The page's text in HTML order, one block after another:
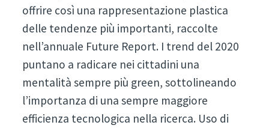
offrire così una rappresentazione plastica
delle tendenze più importanti, raccolte
nell’annuale Future Report. I trend del 2020
puntano a radicare nei cittadini una
mentalità sempre più green, sottolineando
l’importanza di una sempre maggiore
efficienza tecnologica nella ricerca. Uso di